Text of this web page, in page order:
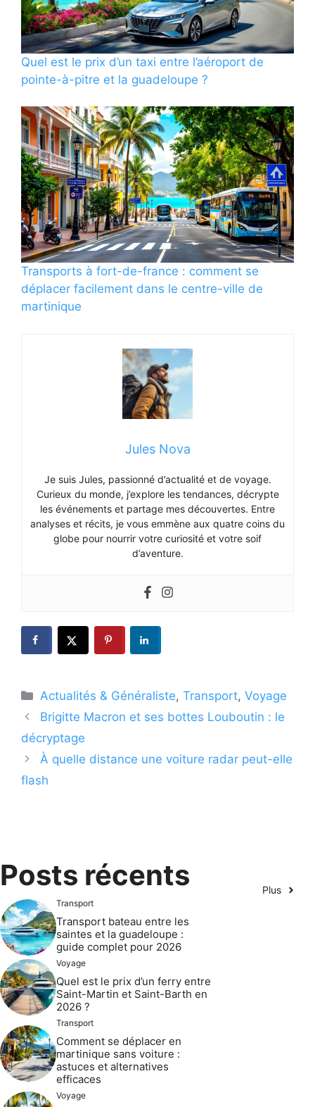
Quel est le prix d’un taxi entre l’aéroport de
pointe-à-pitre et la guadeloupe ?
Transports à fort-de-france : comment se
déplacer facilement dans le centre-ville de
martinique
Jules Nova
Je suis Jules, passionné d’actualité et de voyage.
Curieux du monde, j’explore les tendances, décrypte
les événements et partage mes découvertes. Entre
analyses et récits, je vous emmène aux quatre coins du
globe pour nourrir votre curiosité et votre soif
d’aventure.
Catégories
Actualités & Généraliste,Transport,Voyage
Brigitte Macron et ses bottes Louboutin : le
décryptage
À quelle distance une voiture radar peut-elle
flash
Posts récents Plus
Transport
Transport bateau entre les
saintes et la guadeloupe :
guide complet pour 2026
Voyage
Quel est le prix d’un ferry entre
Saint-Martin et Saint-Barth en
2026 ?
Transport
Comment se déplacer en
martinique sans voiture :
astuces et alternatives
efficaces
Voyage